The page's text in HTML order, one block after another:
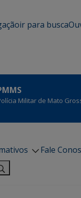
ir para busca
Militar de Mato
Fale